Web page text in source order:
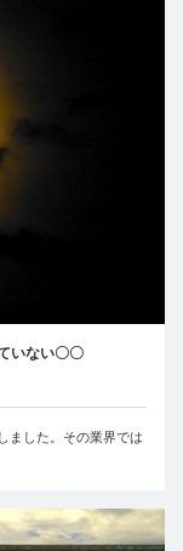
いない〇〇
ました。その業界では